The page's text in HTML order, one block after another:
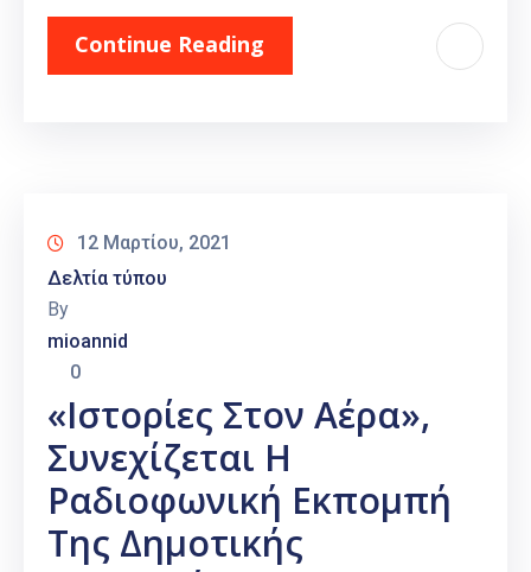
Continue Reading
12 Μαρτίου, 2021
Δελτία τύπου
By
mioannid
0
«Ιστορίες Στον Αέρα»,
Συνεχίζεται Η
Ραδιοφωνική Εκπομπή
Της Δημοτικής